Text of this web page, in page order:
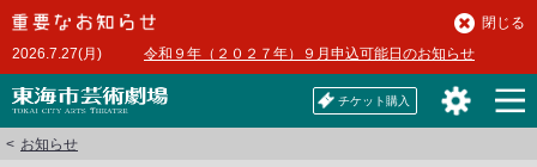
本
文
へ2026.7.27(月) 令和９年（２０２７年）９月申込可能日のお知らせ
閉じる
チケット購入
お知らせ